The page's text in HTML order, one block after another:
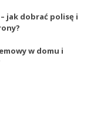
jak dobrać polisę i
w domu i